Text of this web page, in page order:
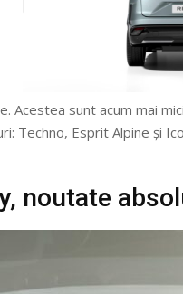
sunt acum mai
Techno, Esprit Alpine și
noutate